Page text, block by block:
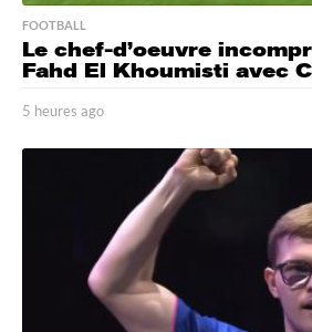
FOOTBALL
Le chef-d’oeuvre
Fahd El Khoumisti avec
5 heures ago
e
s
a
g
o